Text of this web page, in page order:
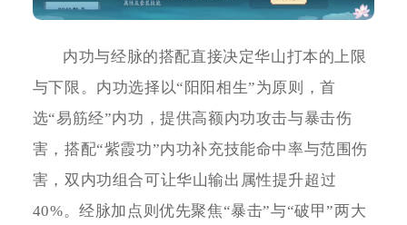
内功与经脉的搭配直接决定华山打本的上限
与下限。内功选择以“阳阳相生”为原则，首
选“易筋经”内功，提供高额内功攻击与暴击伤
害，搭配“紫霞功”内功补充技能命中率与范围伤
害，双内功组合可让华山输出属性提升超过
40%。经脉加点则优先聚焦“暴击”与“破甲”两大